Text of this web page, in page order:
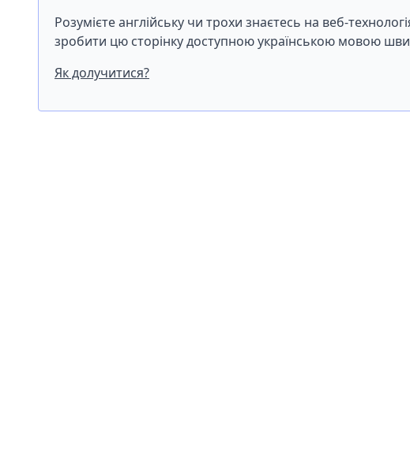
Розумієте англійську чи трохи знаєтесь на веб-
зробити цю сторінку доступною українською мовою
Як долучитися?